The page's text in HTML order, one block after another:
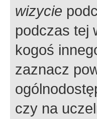
wizycie
podczas tej
kogoś
zaznacz
czy na